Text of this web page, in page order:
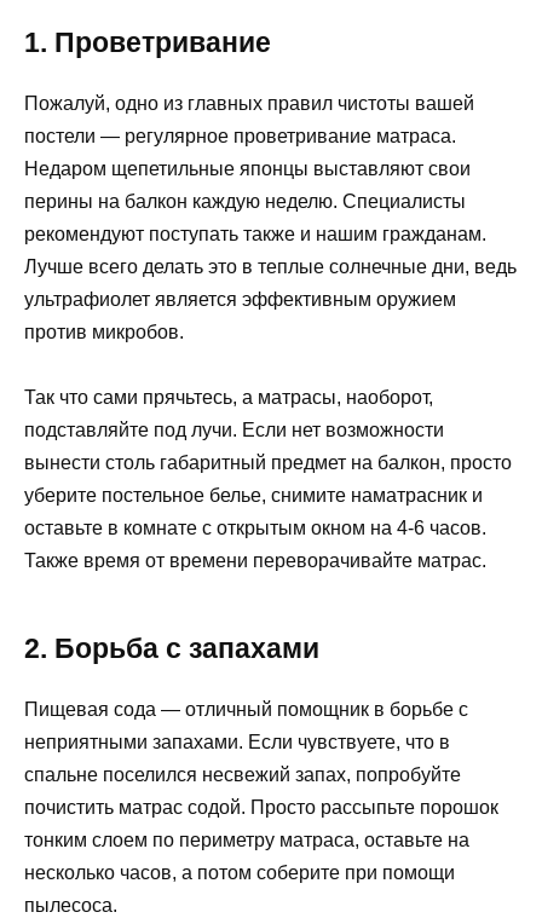
1. Проветривание
Пожалуй, одно из главных правил чистоты вашей
постели — регулярное проветривание матраса.
Недаром щепетильные японцы выставляют свои
перины на балкон каждую неделю. Специалисты
рекомендуют поступать также и нашим гражданам.
Лучше всего делать это в теплые солнечные дни, ведь
ультрафиолет является эффективным оружием
против микробов.
Так что сами прячьтесь, а матрасы, наоборот,
подставляйте под лучи. Если нет возможности
вынести столь габаритный предмет на балкон, просто
уберите постельное белье, снимите наматрасник и
оставьте в комнате с открытым окном на 4-6 часов.
Также время от времени переворачивайте матрас.
2. Борьба с запахами
Пищевая сода — отличный помощник в борьбе с
неприятными запахами. Если чувствуете, что в
спальне поселился несвежий запах, попробуйте
почистить матрас содой. Просто рассыпьте порошок
тонким слоем по периметру матраса, оставьте на
несколько часов, а потом соберите при помощи
пылесоса.